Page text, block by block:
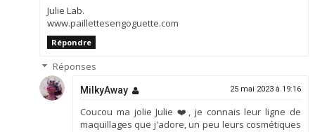
Julie Lab.
www.paillettesengoguette.com
Répondre
Réponses
MilkyAway 25 mai 2023 à 19:16
Coucou ma jolie Julie ❤️, je connais leur ligne de
maquillages que j'adore, un peu leurs cosmétiques